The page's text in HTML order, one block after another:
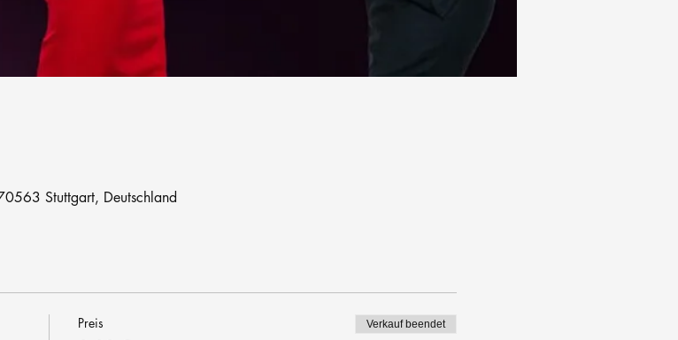
Stuttgart, Deutschland
Preis Verkauf beendet